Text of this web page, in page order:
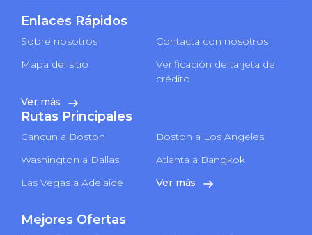
Enlaces Rápidos
Sobre nosotros
Contacta con nosotros
Mapa del sitio
Verificación de tarjeta de
crédito
Ver más
Rutas Principales
Cancun a Boston
Boston a Los Angeles
Washington a Dallas
Atlanta a Bangkok
Las Vegas a Adelaide
Ver más
Mejores Ofertas